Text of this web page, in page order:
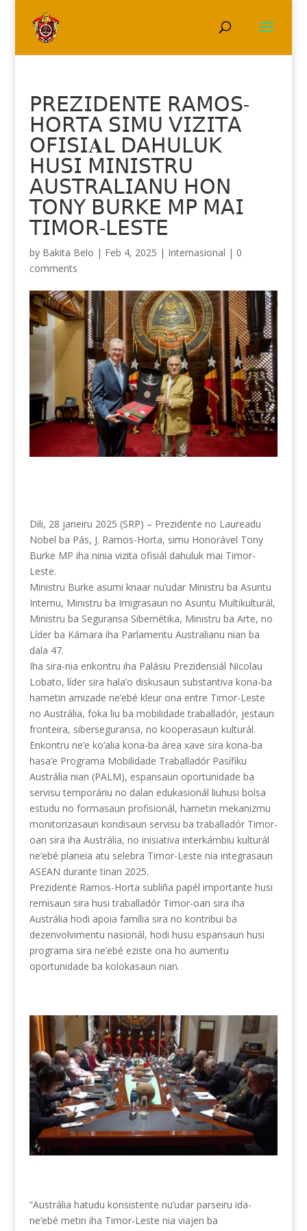
𝖯𝖱𝖤𝖹𝖨𝖣𝖤𝖭𝖳𝖤 𝖱𝖠𝖬𝖮𝖲-
𝖧𝖮𝖱𝖳𝖠 𝖲𝖨𝖬𝖴 𝖵𝖨𝖹𝖨𝖳𝖠
𝖮𝖥𝖨𝖲𝖨𝐀𝖫 𝖣𝖠𝖧𝖴𝖫𝖴𝖪
𝖧𝖴𝖲𝖨 𝖬𝖨𝖭𝖨𝖲𝖳𝖱𝖴
𝖠𝖴𝖲𝖳𝖱𝖠𝖫𝖨𝖠𝖭𝖴 𝖧𝖮𝖭
𝖳𝖮𝖭𝖸 𝖡𝖴𝖱𝖪𝖤 𝖬𝖯 𝖬𝖠𝖨
𝖳𝖨𝖬𝖮𝖱-𝖫𝖤𝖲𝖳𝖤
by Bakita Belo | Feb 4, 2025 | Internasional | 0
comments
Dili, 28 janeiru 2025 (SRP) – Prezidente no Laureadu
Nobel ba Pás, J. Ramos-Horta, simu Honorável Tony
Burke MP iha ninia vizita ofisiál dahuluk mai Timor-
Leste.
Ministru Burke asumi knaar nu’udar Ministru ba Asuntu
Internu, Ministru ba Imigrasaun no Asuntu Multikulturál,
Ministru ba Seguransa Sibernétika, Ministru ba Arte, no
Líder ba Kámara iha Parlamentu Australianu nian ba
dala 47.
Iha sira-nia enkontru iha Palásiu Prezidensiál Nicolau
Lobato, líder sira hala’o diskusaun substantiva kona-ba
hametin amizade ne’ebé kleur ona entre Timor-Leste
no Austrália, foka liu ba mobilidade traballadór, jestaun
fronteira, siberseguransa, no kooperasaun kulturál.
Enkontru ne’e ko’alia kona-ba área xave sira kona-ba
hasa’e Programa Mobilidade Traballadór Pasífiku
Austrália nian (PALM), espansaun oportunidade ba
servisu temporáriu no dalan edukasionál liuhusi bolsa
estudu no formasaun profisionál, hametin mekanizmu
monitorizasaun kondisaun servisu ba traballadór Timor-
oan sira iha Austrália, no inisiativa interkámbiu kulturál
ne’ebé planeia atu selebra Timor-Leste nia integrasaun
ASEAN durante tinan 2025.
Prezidente Ramos-Horta subliña papél importante husi
remisaun sira husi traballadór Timor-oan sira iha
Austrália hodi apoia família sira no kontribui ba
dezenvolvimentu nasionál, hodi husu espansaun husi
programa sira ne’ebé eziste ona ho aumentu
oportunidade ba kolokasaun nian.
“Austrália hatudu konsistente nu’udar parseiru ida-
ne’ebé metin iha Timor-Leste nia viajen ba